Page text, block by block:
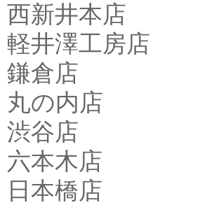
西新井本店
軽井澤工房店
鎌倉店
丸の内店
渋谷店
六本木店
日本橋店